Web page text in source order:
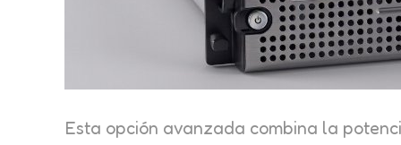
Esta opción avanzada combina la